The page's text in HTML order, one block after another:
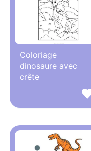
Coloriage
dinosaure avec
crête